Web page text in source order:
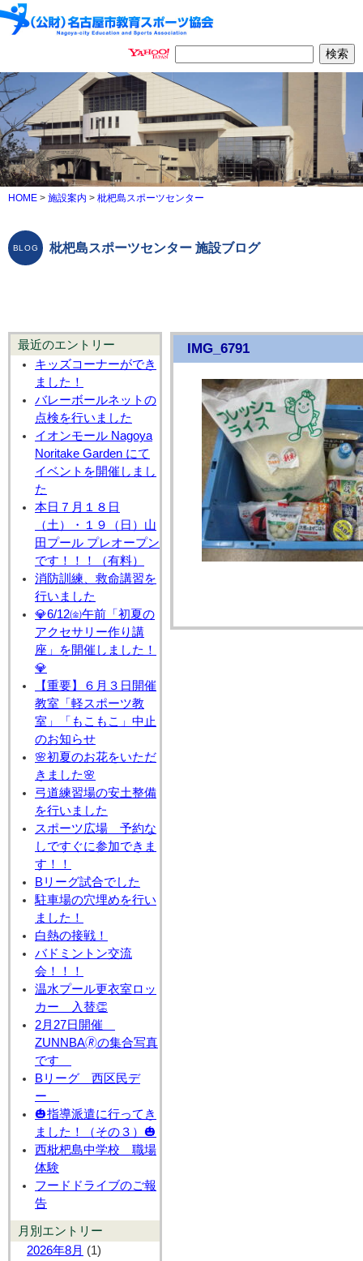
HOME > 施設案内 > 枇杷島スポーツセンター
枇杷島スポーツセンター 施設ブログ
最近のエントリー
キッズコーナーができ
ました！
バレーボールネットの
点検を行いました
イオンモール Nagoya
Noritake Garden にて
イベントを開催しまし
た
本日７月１８日
（土）・１９（日）山
田プール プレオープン
です！！！（有料）
消防訓練、救命講習を
行いました
💎6/12㈮午前「初夏の
アクセサリー作り講
座」を開催しました！
💎
【重要】６月３日開催
教室「軽スポーツ教
室」「もこもこ」中止
のお知らせ
🌸初夏のお花をいただ
きました🌸
弓道練習場の安土整備
を行いました
スポーツ広場 予約な
しですぐに参加できま
す！！
Bリーグ試合でした
駐車場の穴埋めを行い
ました！
白熱の接戦！
バドミントン交流
会！！！
温水プール更衣室ロッ
カー 入替👏
2月27日開催
ZUNNBA🄬の集合写真
です
Bリーグ 西区民デ
ー
🎃指導派遣に行ってき
ました！（その３）🎃
西枇杷島中学校 職場
体験
フードドライブのご報
告
月別エントリー
2026年8月 (1)
IMG_6791